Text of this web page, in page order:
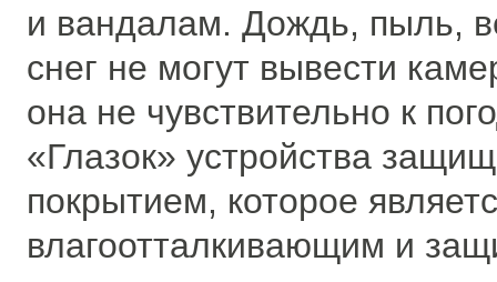
и вандалам. Дождь, пыль,
снег не могут вывести
она не чувствительно к
«Глазок» устройства
покрытием, которое
влагоотталкивающим и